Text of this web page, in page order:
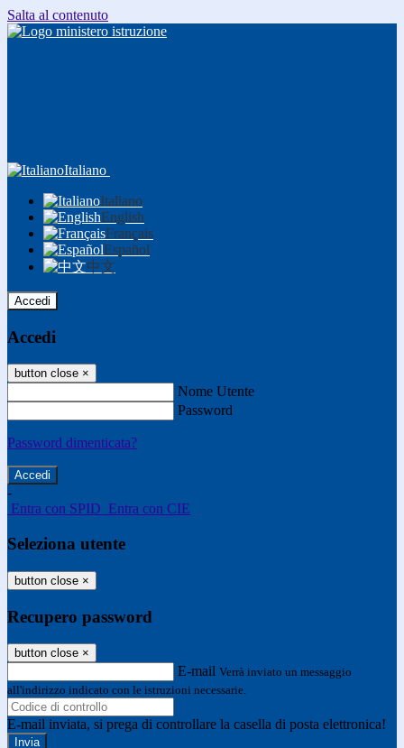
Salta al contenuto
Italiano
Italiano
English
Français
Español
中文
Accedi
Accedi
button close ×
Nome Utente
Password
Password dimenticata?
-
Entra con SPID Entra con CIE
Seleziona utente
button close ×
Recupero password
button close ×
E-mail Verrà inviato un messaggio
all'indirizzo indicato con le istruzioni necessarie.
E-mail inviata, si prega di controllare la casella di posta elettronica!